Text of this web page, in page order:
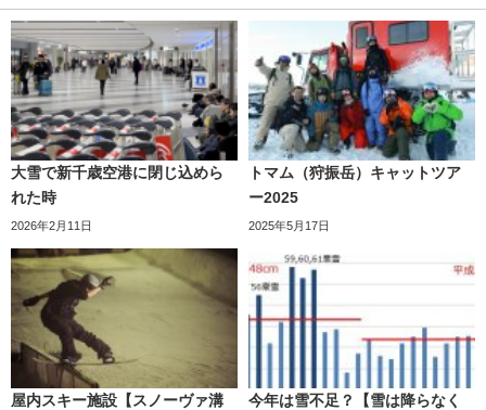
大雪で新千歳空港に閉じ込めら
れた時
2026年2月11日
トマム（狩振岳）キャットツア
ー2025
2025年5月17日
屋内スキー施設【スノーヴァ溝
今年は雪不足？【雪は降らなく